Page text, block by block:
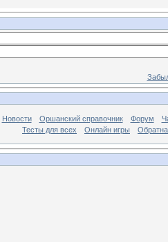
Новости Оршанский справочник Форум
Тесты для всех
Онлайн игры